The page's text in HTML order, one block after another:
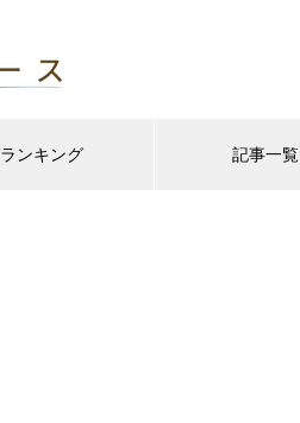
ランキング 記事一覧